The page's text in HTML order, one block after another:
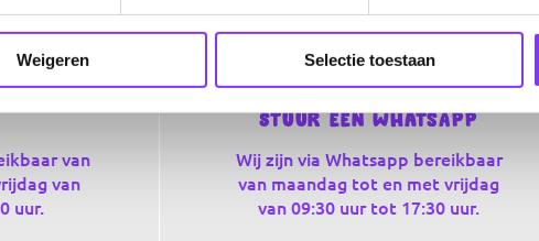
Weigeren Selectie toestaan
van
van
uur.
Stuur een WhatsApp
Wij zijn via Whatsapp bereikbaar
van maandag tot en met vrijdag
van 09:30 uur tot 17:30 uur.